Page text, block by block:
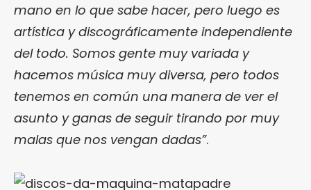
mano en lo que sabe hacer, pero luego es
artística y discográficamente independiente
del todo. Somos gente muy variada y
hacemos música muy diversa, pero todos
tenemos en común una manera de ver el
asunto y ganas de seguir tirando por muy
malas que nos vengan dadas”.